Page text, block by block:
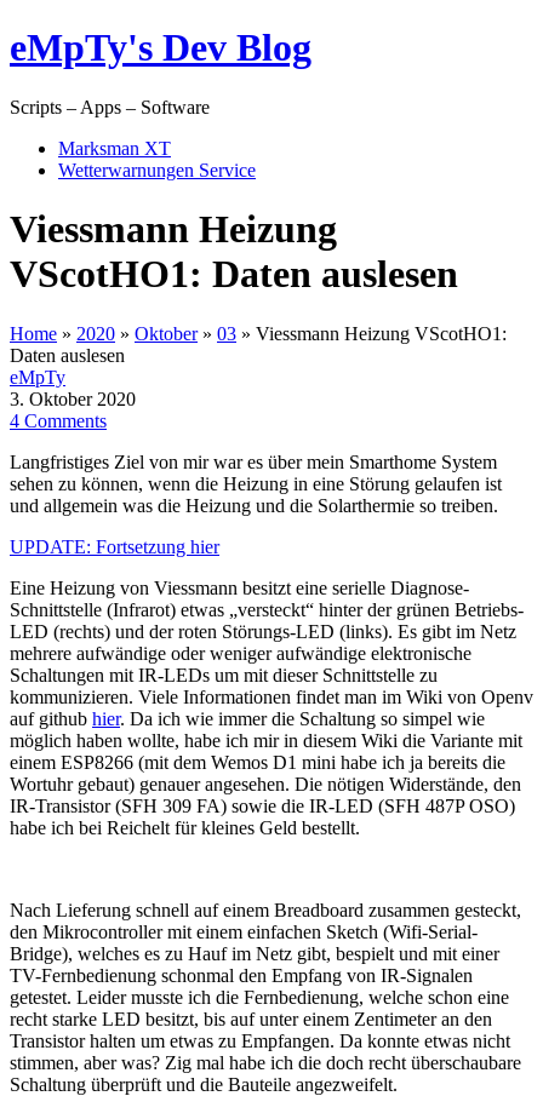
eMpTy's Dev Blog
Scripts – Apps – Software
Marksman XT
Wetterwarnungen Service
Viessmann Heizung
VScotHO1: Daten auslesen
Home » 2020 » Oktober » 03 » Viessmann Heizung VScotHO1:
Daten auslesen
eMpTy
3. Oktober 2020
4 Comments
Langfristiges Ziel von mir war es über mein Smarthome System
sehen zu können, wenn die Heizung in eine Störung gelaufen ist
und allgemein was die Heizung und die Solarthermie so treiben.
UPDATE: Fortsetzung hier
Eine Heizung von Viessmann besitzt eine serielle Diagnose-
Schnittstelle (Infrarot) etwas „versteckt“ hinter der grünen Betriebs-
LED (rechts) und der roten Störungs-LED (links). Es gibt im Netz
mehrere aufwändige oder weniger aufwändige elektronische
Schaltungen mit IR-LEDs um mit dieser Schnittstelle zu
kommunizieren. Viele Informationen findet man im Wiki von Openv
auf github hier. Da ich wie immer die Schaltung so simpel wie
möglich haben wollte, habe ich mir in diesem Wiki die Variante mit
einem ESP8266 (mit dem Wemos D1 mini habe ich ja bereits die
Wortuhr gebaut) genauer angesehen. Die nötigen Widerstände, den
IR-Transistor (SFH 309 FA) sowie die IR-LED (SFH 487P OSO)
habe ich bei Reichelt für kleines Geld bestellt.
Nach Lieferung schnell auf einem Breadboard zusammen gesteckt,
den Mikrocontroller mit einem einfachen Sketch (Wifi-Serial-
Bridge), welches es zu Hauf im Netz gibt, bespielt und mit einer
TV-Fernbedienung schonmal den Empfang von IR-Signalen
getestet. Leider musste ich die Fernbedienung, welche schon eine
recht starke LED besitzt, bis auf unter einem Zentimeter an den
Transistor halten um etwas zu Empfangen. Da konnte etwas nicht
stimmen, aber was? Zig mal habe ich die doch recht überschaubare
Schaltung überprüft und die Bauteile angezweifelt.